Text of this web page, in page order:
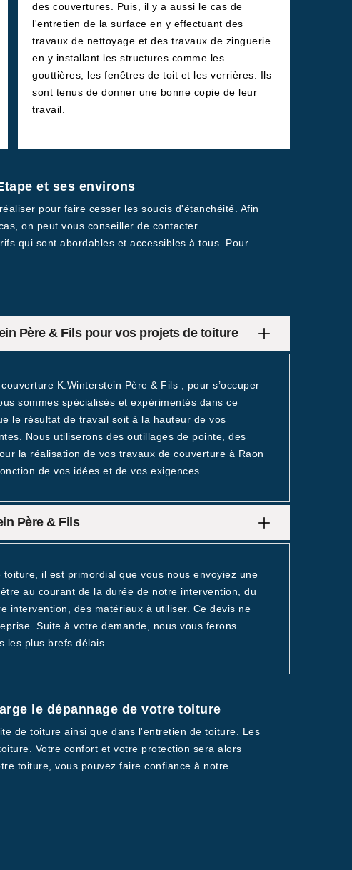
des couvertures. Puis, il y a aussi le cas de
l'entretien de la surface en y effectuant des
travaux de nettoyage et des travaux de zinguerie
en y installant les structures comme les
gouttières, les fenêtres de toit et les verrières. Ils
sont tenus de donner une bonne copie de leur
travail.
et ses environs
pour faire cesser les soucis d'étanchéité. Afin
on peut vous conseiller de contacter
qui sont abordables et accessibles à tous. Pour
Père & Fils pour vos projets de toiture
K.Winterstein Père & Fils , pour s’occuper
sommes spécialisés et expérimentés dans ce
le résultat de travail soit à la hauteur de vos
Nous utiliserons des outillages de pointe, des
la réalisation de vos travaux de couverture à Raon
de vos idées et de vos exigences.
Père & Fils
il est primordial que vous nous envoyiez une
au courant de la durée de notre intervention, du
intervention, des matériaux à utiliser. Ce devis ne
Suite à votre demande, nous vous ferons
les plus brefs délais.
le dépannage de votre toiture
de toiture ainsi que dans l'entretien de toiture. Les
Votre confort et votre protection sera alors
toiture, vous pouvez faire confiance à notre